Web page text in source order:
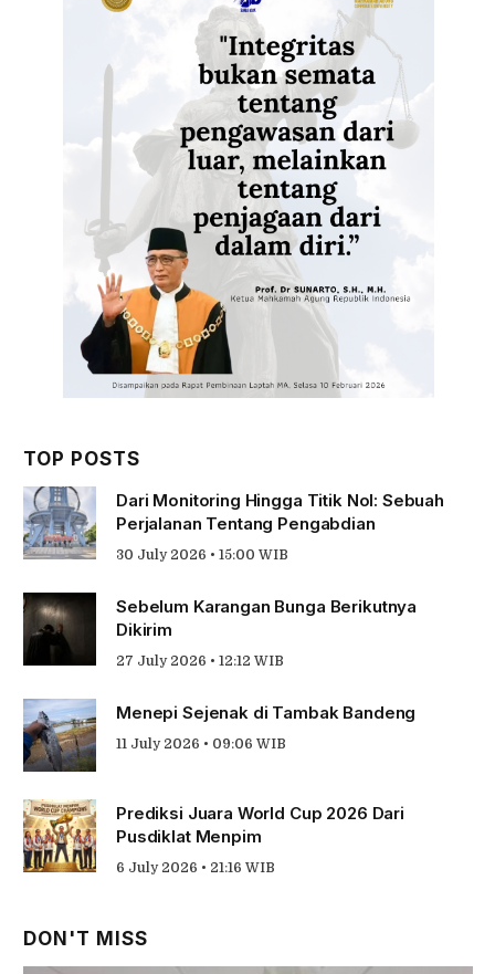
TOP POSTS
Dari Monitoring Hingga Titik Nol: Sebuah
Perjalanan Tentang Pengabdian
30 July 2026 • 15:00 WIB
Sebelum Karangan Bunga Berikutnya
Dikirim
27 July 2026 • 12:12 WIB
Menepi Sejenak di Tambak Bandeng
11 July 2026 • 09:06 WIB
Prediksi Juara World Cup 2026 Dari
Pusdiklat Menpim
6 July 2026 • 21:16 WIB
DON'T MISS